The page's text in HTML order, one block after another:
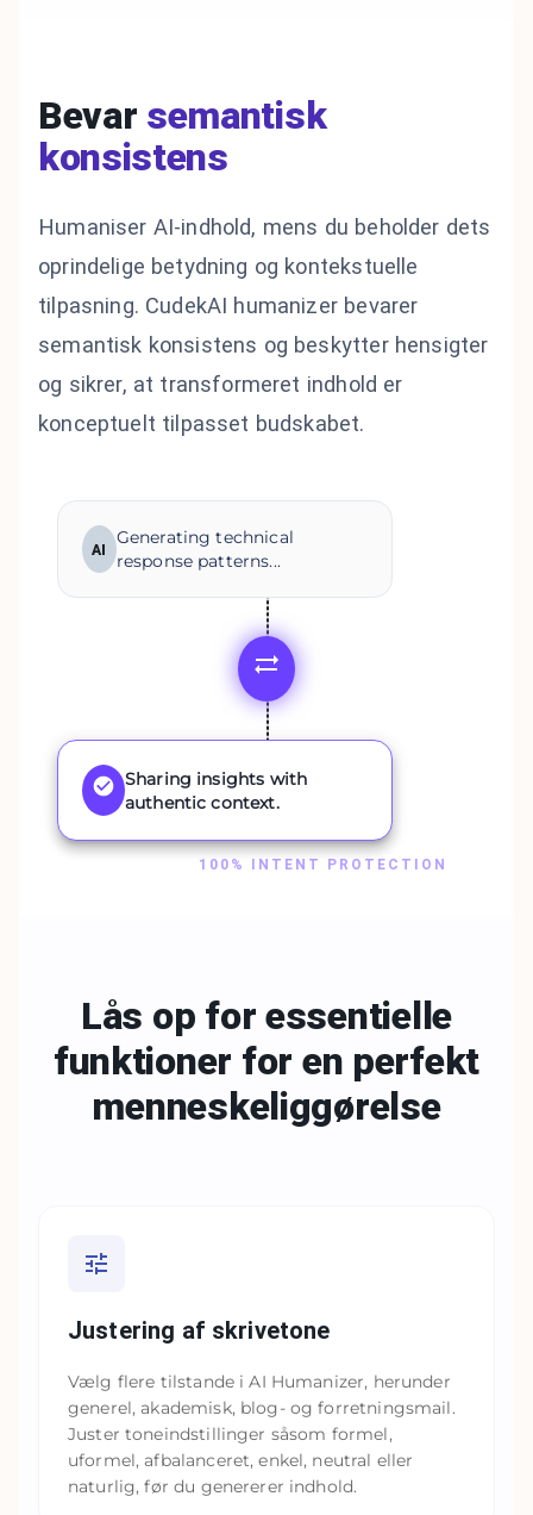
Bevar semantisk
konsistens
Humaniser AI-indhold, mens du beholder dets
oprindelige betydning og kontekstuelle
tilpasning. CudekAI humanizer bevarer
semantisk konsistens og beskytter hensigter
og sikrer, at transformeret indhold er
konceptuelt tilpasset budskabet.
AI
Generating technical
response patterns...
Sharing insights with
authentic context.
100% INTENT PROTECTION
Lås op for essentielle
funktioner for en perfekt
menneskeliggørelse
Justering af skrivetone
Vælg flere tilstande i AI Humanizer, herunder
generel, akademisk, blog- og forretningsmail.
Juster toneindstillinger såsom formel,
uformel, afbalanceret, enkel, neutral eller
naturlig, før du genererer indhold.